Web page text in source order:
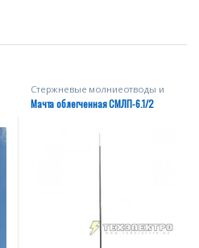
Стержневые молниеотводы и
мачты
Мачта облегченная СМЛП-6.1/2